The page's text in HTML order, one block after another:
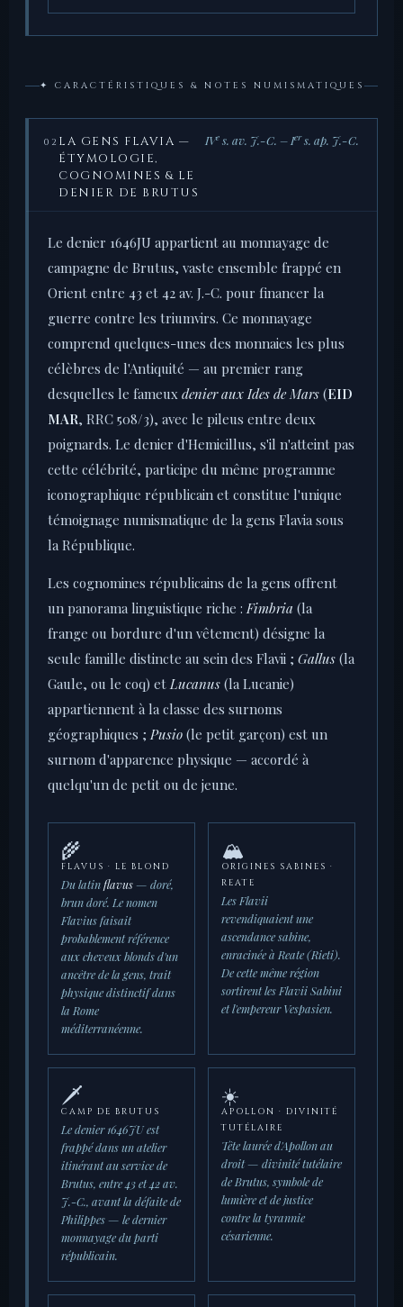
✦ CARACTÉRISTIQUES & NOTES NUMISMATIQUES
02 LA GENS FLAVIA —
ÉTYMOLOGIE,
COGNOMINES & LE
DENIER DE BRUTUS
IVe s. av. J.-C. – Iers. ap. J.-C.
Le denier 1646JU appartient au monnayage de
campagne de Brutus, vaste ensemble frappé en
Orient entre 43 et 42 av. J.-C. pour financer la
guerre contre les triumvirs. Ce monnayage
comprend quelques-unes des monnaies les plus
célèbres de l'Antiquité — au premier rang
desquelles le fameux denier aux Ides de Mars (EID
MAR, RRC 508/3), avec le pileus entre deux
poignards. Le denier d'Hemicillus, s'il n'atteint pas
cette célébrité, participe du même programme
iconographique républicain et constitue l'unique
témoignage numismatique de la gens Flavia sous
la République.
Les cognomines républicains de la gens offrent
un panorama linguistique riche :Fimbria (la
frange ou bordure d'un vêtement) désigne la
seule famille distincte au sein des Flavii ; Gallus (la
Gaule, ou le coq) etLucanus (la Lucanie)
appartiennent à la classe des surnoms
géographiques ;Pusio (le petit garçon) est un
surnom d'apparence physique — accordé à
quelqu'un de petit ou de jeune.
🌾
FLAVUS · LE BLOND
Du latinflavus— doré,
brun doré. Le nomen
Flavius faisait
probablement référence
aux cheveux blonds d'un
ancêtre de la gens, trait
physique distinctif dans
la Rome
méditerranéenne.
🏔️
ORIGINES SABINES ·
REATE
Les Flavii
revendiquaient une
ascendance sabine,
enracinée à Reate (Rieti).
De cette même région
sortirent les Flavii Sabini
et l'empereur Vespasien.
🗡️
CAMP DE BRUTUS
Le denier 1646JU est
frappé dans un atelier
itinérant au service de
Brutus, entre 43 et 42 av.
J.-C., avant la défaite de
Philippes — le dernier
monnayage du parti
républicain.
☀️
APOLLON · DIVINITÉ
TUTÉLAIRE
Tête laurée d'Apollon au
droit — divinité tutélaire
de Brutus, symbole de
lumière et de justice
contre la tyrannie
césarienne.